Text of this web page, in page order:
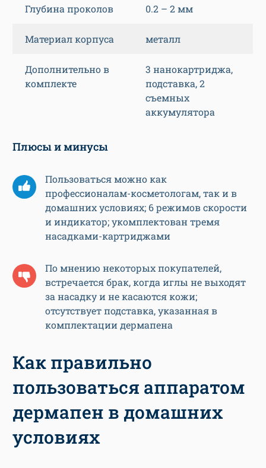
Глубина проколов 0.2 – 2 мм
Материал корпуса металл
Дополнительно в
комплекте
3 нанокартриджа,
подставка, 2
съемных
аккумулятора
Плюсы и минусы
Пользоваться можно как
профессионалам-косметологам, так и в
домашних условиях; 6 режимов скорости
и индикатор; укомплектован тремя
насадками-картриджами
По мнению некоторых покупателей,
встречается брак, когда иглы не выходят
за насадку и не касаются кожи;
отсутствует подставка, указанная в
комплектации дермапена
Как правильно
пользоваться аппаратом
дермапен в домашних
условиях